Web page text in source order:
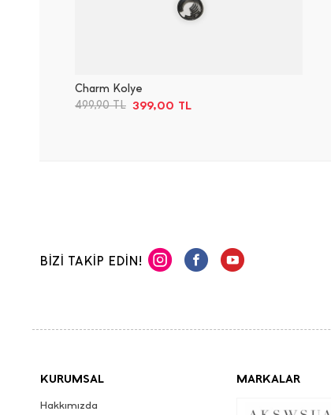
Charm Kolye
499,90TL 399,00 TL
BİZİ TAKİP EDİN!
KURUMSAL
Hakkımızda
MARKALAR